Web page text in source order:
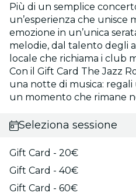
Più di un semplice
un’esperienza che unisce
emozione in un’unica
melodie, dal talento degli
locale che richiama i club
Con il Gift Card The Jazz
una notte di musica: regali
un momento che rimane
Seleziona sessione
Gift Card - 20€
Gift Card - 40€
Gift Card - 60€